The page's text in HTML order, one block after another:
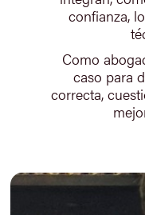
confianza,
Como
caso para
correcta,